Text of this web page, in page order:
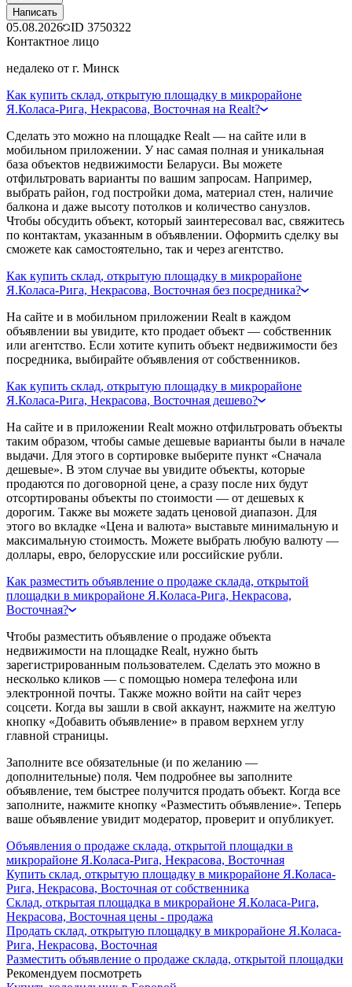
Написать
05.08.2026 ID 3750322
Контактное лицо
недалеко от г. Минск
Как купить склад, открытую площадку в микрорайоне
Я.Коласа-Рига, Некрасова, Восточная на Realt?
Сделать это можно на площадке Realt — на сайте или в
мобильном приложении. У нас самая полная и уникальная
база объектов недвижимости Беларуси. Вы можете
отфильтровать варианты по вашим запросам. Например,
выбрать район, год постройки дома, материал стен, наличие
балкона и даже высоту потолков и количество санузлов.
Чтобы обсудить объект, который заинтересовал вас, свяжитесь
по контактам, указанным в объявлении. Оформить сделку вы
сможете как самостоятельно, так и через агентство.
Как купить склад, открытую площадку в микрорайоне
Я.Коласа-Рига, Некрасова, Восточная без посредника?
На сайте и в мобильном приложении Realt в каждом
объявлении вы увидите, кто продает объект — собственник
или агентство. Если хотите купить объект недвижимости без
посредника, выбирайте объявления от собственников.
Как купить склад, открытую площадку в микрорайоне
Я.Коласа-Рига, Некрасова, Восточная дешево?
На сайте и в приложении Realt можно отфильтровать объекты
таким образом, чтобы самые дешевые варианты были в начале
выдачи. Для этого в сортировке выберите пункт «Сначала
дешевые». В этом случае вы увидите объекты, которые
продаются по договорной цене, а сразу после них будут
отсортированы объекты по стоимости — от дешевых к
дорогим. Также вы можете задать ценовой диапазон. Для
этого во вкладке «Цена и валюта» выставьте минимальную и
максимальную стоимость. Можете выбрать любую валюту —
доллары, евро, белорусские или российские рубли.
Как разместить объявление о продаже склада, открытой
площадки в микрорайоне Я.Коласа-Рига, Некрасова,
Восточная?
Чтобы разместить объявление о продаже объекта
недвижимости на площадке Realt, нужно быть
зарегистрированным пользователем. Сделать это можно в
несколько кликов — с помощью номера телефона или
электронной почты. Также можно войти на сайт через
соцсети. Когда вы зашли в свой аккаунт, нажмите на желтую
кнопку «Добавить объявление» в правом верхнем углу
главной страницы.
Заполните все обязательные (и по желанию —
дополнительные) поля. Чем подробнее вы заполните
объявление, тем быстрее получится продать объект. Когда все
заполните, нажмите кнопку «Разместить объявление». Теперь
ваше объявление увидит модератор, проверит и опубликует.
Объявления о продаже склада, открытой площадки в
микрорайоне Я.Коласа-Рига, Некрасова, Восточная
Купить склад, открытую площадку в микрорайоне Я.Коласа-
Рига, Некрасова, Восточная от собственника
Склад, открытая площадка в микрорайоне Я.Коласа-Рига,
Некрасова, Восточная цены - продажа
Продать склад, открытую площадку в микрорайоне Я.Коласа-
Рига, Некрасова, Восточная
Разместить объявление о продаже склада, открытой площадки
Рекомендуем посмотреть